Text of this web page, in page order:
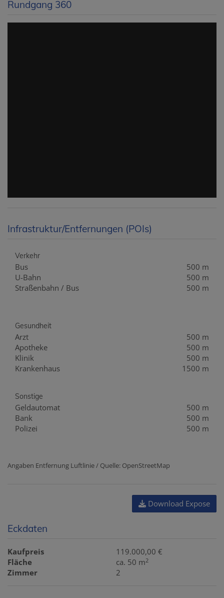
Rundgang 360
Infrastruktur/Entfernungen (POIs)
Verkehr
Bus
500 m
U-Bahn
500 m
Straßenbahn / Bus
500 m
Gesundheit
Arzt
500 m
Apotheke
500 m
Klinik
500 m
Krankenhaus
1500 m
Sonstige
Geldautomat
500 m
Bank
500 m
Polizei
500 m
Angaben Entfernung Luftlinie / Quelle: OpenStreetMap
Download Expose
Eckdaten
Kaufpreis
119.000,00 €
Fläche
ca. 50 m2
Zimmer 2